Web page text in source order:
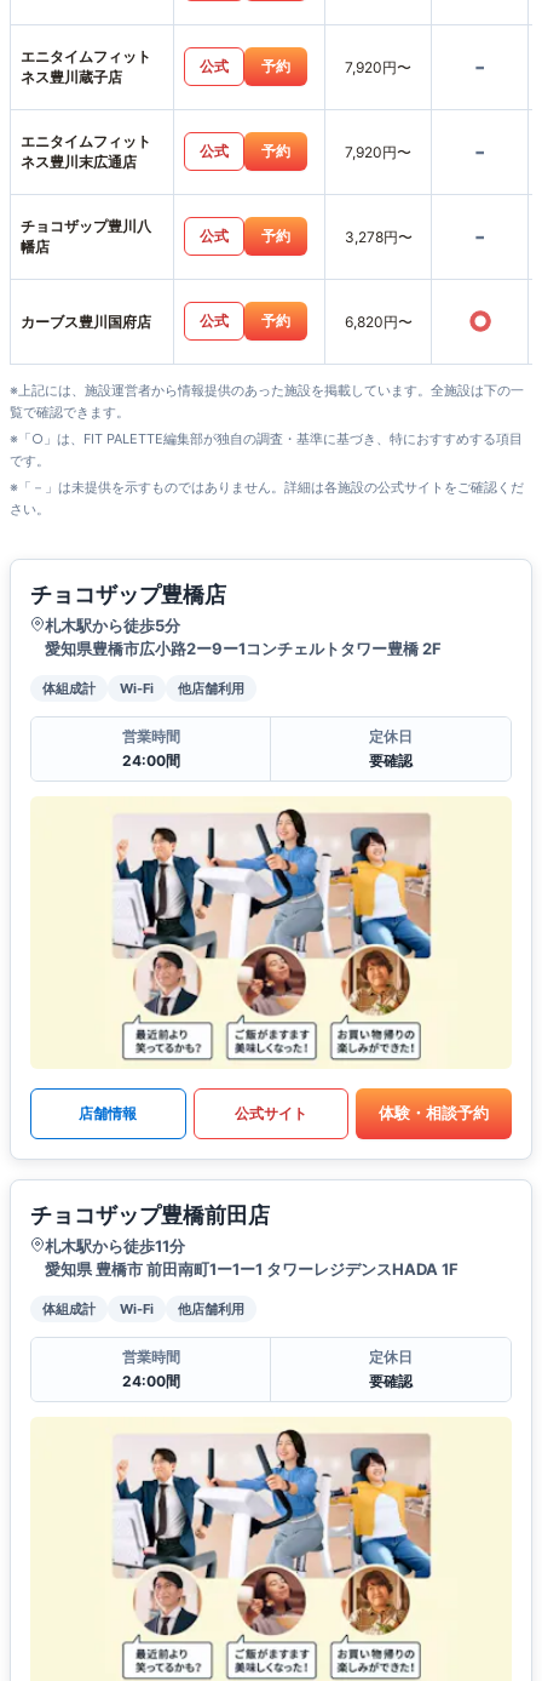
エニタイムフィット
ネス豊川蔵子店
公式 予約 7,920円〜 -
エニタイムフィット
ネス豊川末広通店
公式 予約 7,920円〜 -
チョコザップ豊川八
幡店
公式 予約 3,278円〜 -
カーブス豊川国府店 公式 予約 6,820円〜 ○
※上記には、施設運営者から情報提供のあった施設を掲載しています。全施設は下の一
覧で確認できます。
※「○」は、FIT PALETTE編集部が独自の調査・基準に基づき、特におすすめする項目
です。
※「－」は未提供を示すものではありません。詳細は各施設の公式サイトをご確認くだ
さい。
チョコザップ豊橋店
札木駅から徒歩5分
愛知県豊橋市広小路2ー9ー1コンチェルトタワー豊橋 2F
体組成計 Wi-Fi 他店舗利用
営業時間
24:00間
定休日
要確認
店舗情報 公式サイト 体験・相談予約
チョコザップ豊橋前田店
札木駅から徒歩11分
愛知県 豊橋市 前田南町1ー1ー1 タワーレジデンスHADA 1F
体組成計 Wi-Fi 他店舗利用
営業時間
24:00間
定休日
要確認